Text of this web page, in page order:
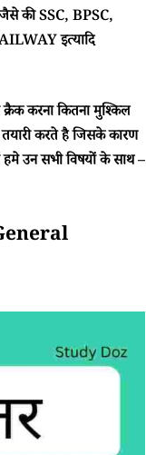
की SSC, BPSC,
इत्यादि
करना कितना मुश्किल
करते है जिसके कारण
हमे उन सभी विषयों के साथ –